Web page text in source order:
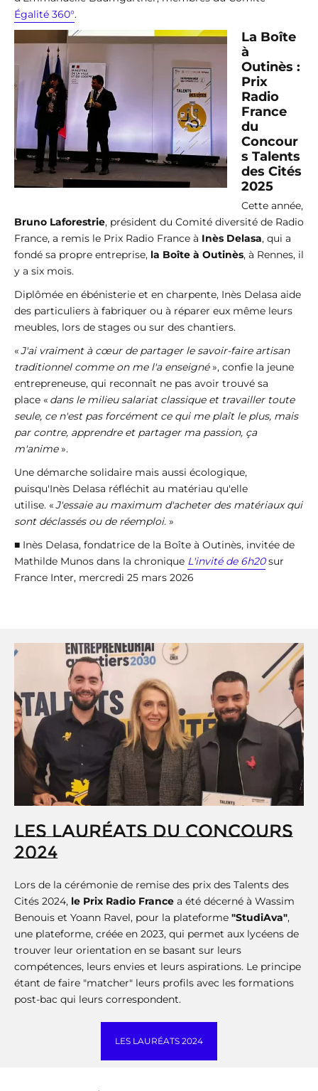
Égalité 360°.
La Boîte
à
Outinès :
Prix
Radio
France
du
Concour
s Talents
des Cités
2025
Cette année,
Bruno Laforestrie, président du Comité diversité de Radio
France, a remis le Prix Radio France à Inès Delasa, qui a
fondé sa propre entreprise, la Boîte à Outinès, à Rennes, il
y a six mois.
Diplômée en ébénisterie et en charpente, Inès Delasa aide
des particuliers à fabriquer ou à réparer eux même leurs
meubles, lors de stages ou sur des chantiers.
«J'ai vraiment à cœur de partager le savoir-faire artisan
traditionnel comme on me l'a enseigné», confie la jeune
entrepreneuse, qui reconnaît ne pas avoir trouvé sa
place « dans le milieu salariat classique et travailler toute
seule, ce n'est pas forcément ce qui me plaît le plus, mais
par contre, apprendre et partager ma passion, ça
m'anime».
Une démarche solidaire mais aussi écologique,
puisqu'Inès Delasa réfléchit au matériau qu'elle
utilise. «J'essaie au maximum d'acheter des matériaux qui
sont déclassés ou de réemploi. »
■ Inès Delasa, fondatrice de la Boîte à Outinès, invitée de
Mathilde Munos dans la chronique L'invité de 6h20 sur
France Inter, mercredi 25 mars 2026
LES LAURÉATS DU CONCOURS
2024
Lors de la cérémonie de remise des prix des Talents des
Cités 2024, le Prix Radio France a été décerné à Wassim
Benouis et Yoann Ravel, pour la plateforme "StudiAva",
une plateforme, créée en 2023, qui permet aux lycéens de
trouver leur orientation en se basant sur leurs
compétences, leurs envies et leurs aspirations. Le principe
étant de faire "matcher" leurs profils avec les formations
post-bac qui leurs correspondent.
LES LAURÉATS 2024